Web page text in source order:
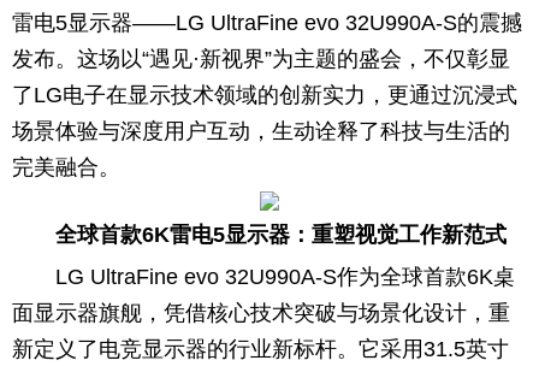
雷电5显示器——LG UltraFine evo 32U990A-S的震撼
发布。这场以“遇见·新视界”为主题的盛会，不仅彰显
了LG电子在显示技术领域的创新实力，更通过沉浸式
场景体验与深度用户互动，生动诠释了科技与生活的
完美融合。
全球首款6K雷电5显示器：重塑视觉工作新范式
LG UltraFine evo 32U990A-S作为全球首款6K桌
面显示器旗舰，凭借核心技术突破与场景化设计，重
新定义了电竞显示器的行业新标杆。它采用31.5英寸